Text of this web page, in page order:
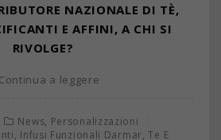
NAZIONALE DI TÈ,
E AFFINI, A CHI SI
RIVOLGE?
a leggere
News Personalizzazioni
Infusi Funzionali Darmar ,Te E